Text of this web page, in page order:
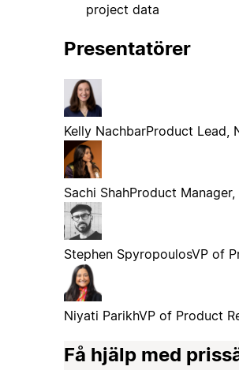
project data
Presentatörer
Kelly NachbarProduct Lead,
Sachi ShahProduct Manager,
Stephen SpyropoulosVP of
Niyati ParikhVP of Product
Få hjälp med